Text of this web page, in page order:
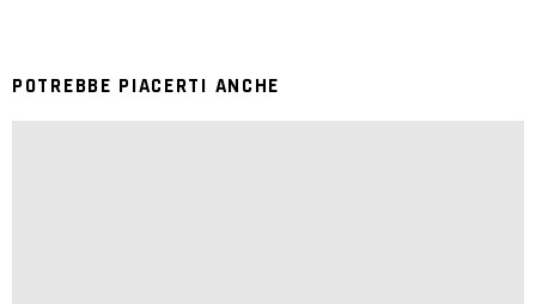
POTREBBE PIACERTI ANCHE